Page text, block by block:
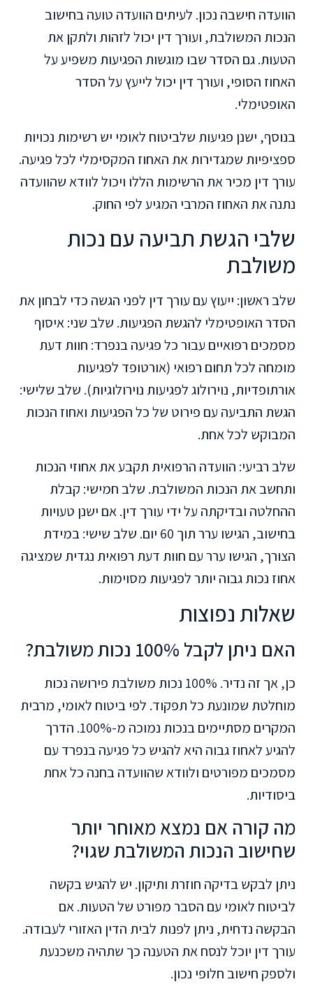
הוועדה חישבה נכון. לעיתים הוועדה טועה בחישוב
הנכות המשולבת, ועורך דין יכול לזהות ולתקן את
הטעות. גם הסדר שבו מוגשות הפגיעות משפיע על
האחוז הסופי, ועורך דין יכול לייעץ על הסדר
האופטימלי.
בנוסף, ישנן פגיעות שלביטוח לאומי יש רשימות נכויות
ספציפיות שמגדירות את האחוז המקסימלי לכל פגיעה.
עורך דין מכיר את הרשימות הללו ויכול לוודא שהוועדה
נתנה את האחוז המרבי המגיע לפי החוק.
שלבי הגשת תביעה עם נכות
משולבת
שלב ראשון: ייעוץ עם עורך דין לפני הגשה כדי לבחון את
הסדר האופטימלי להגשת הפגיעות. שלב שני: איסוף
מסמכים רפואיים עבור כל פגיעה בנפרד: חוות דעת
מומחה לכל תחום רפואי (אורטופד לפגיעות
אורתופדיות, נוירולוג לפגיעות נוירולוגיות). שלב שלישי:
הגשת התביעה עם פירוט של כל הפגיעות ואחוז הנכות
המבוקש לכל אחת.
שלב רביעי: הוועדה הרפואית תקבע את אחוזי הנכות
ותחשב את הנכות המשולבת. שלב חמישי: קבלת
ההחלטה ובדיקתה על ידי עורך דין. אם ישנן טעויות
בחישוב, הגישו ערר תוך 60 יום. שלב שישי: במידת
הצורך, הגישו ערר עם חוות דעת רפואית נגדית שמציגה
אחוז נכות גבוה יותר לפגיעות מסוימות.
שאלות נפוצות
האם ניתן לקבל 100% נכות משולבת?
כן, אך זה נדיר. 100% נכות משולבת פירושה נכות
מוחלטת שמונעת כל תפקוד. לפי ביטוח לאומי, מרבית
המקרים מסתיימים בנכות נמוכה מ-100%. הדרך
להגיע לאחוז גבוה היא להגיש כל פגיעה בנפרד עם
מסמכים מפורטים ולוודא שהוועדה בחנה כל אחת
ביסודיות.
מה קורה אם נמצא מאוחר יותר
שחישוב הנכות המשולבת שגוי?
ניתן לבקש בדיקה חוזרת ותיקון. יש להגיש בקשה
לביטוח לאומי עם הסבר מפורט של הטעות. אם
הבקשה נדחית, ניתן לפנות לבית הדין האזורי לעבודה.
עורך דין יוכל לנסח את הטענה כך שתהיה משכנעת
ולספק חישוב חלופי נכון.